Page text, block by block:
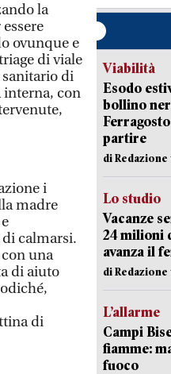
la
ovunque e
di viale
sanitario di
interna, con
i
madre
calmarsi.
una
di aiuto
di
Viabilità
Esodo
bollino
partire
di Redazione
Lo studio
Vacanze
24 milioni
avanza il
di Redazione
L’allarme
Campi
fiamme:
fuoco